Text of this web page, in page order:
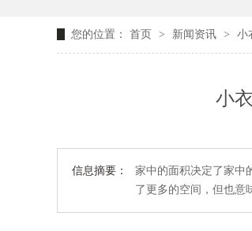
您的位置： 首页 > 新闻资讯 > 小
小
信息摘要：
家中的面积决定了家中
了更多的空间，但也意